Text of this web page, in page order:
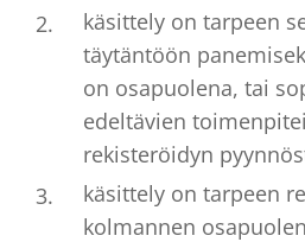
käsittely on tarpeen
täytäntöön
on osapuolena, tai
edeltävien
rekisteröidyn
käsittely on tarpeen
kolmannen